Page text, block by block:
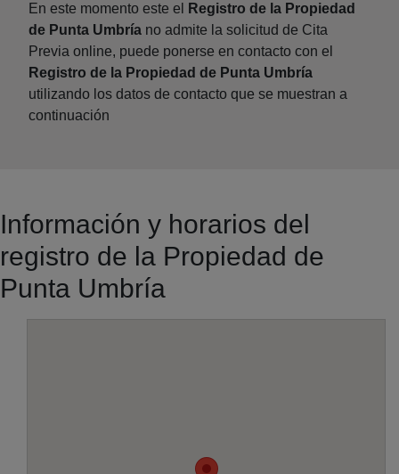
En este momento este el
Registro de la Propiedad
de Punta Umbría no admite la solicitud de Cita
Previa online, puede ponerse en contacto con el
Registro de la Propiedad de Punta Umbría
utilizando los datos de contacto que se muestran a
continuación
Información y horarios del
registro de la Propiedad de
Punta Umbría